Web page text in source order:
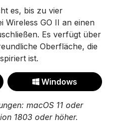
es, bis zu vier
Wireless GO II an einen
Es verfügt über
Oberfläche, die
ist.
Windows
macOS 11 oder
1803 oder höher.